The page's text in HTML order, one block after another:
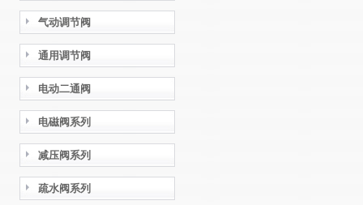
气动调节阀
通用调节阀
电动二通阀
电磁阀系列
减压阀系列
疏水阀系列